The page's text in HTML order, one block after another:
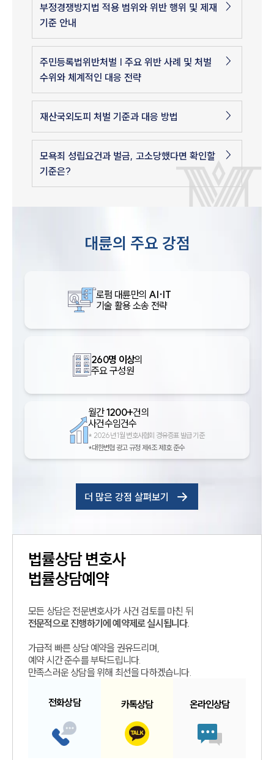
부정경쟁방지법 적용 범위와 위반 행위 및 제재
기준 안내
주민등록법위반처벌 | 주요 위반 사례 및 처벌
수위와 체계적인 대응 전략
재산국외도피 처벌 기준과 대응 방법
모욕죄 성립요건과 벌금, 고소당했다면 확인할
기준은?
대륜의 주요 강점
로펌 대륜만의 AI·IT
기술 활용 소송 전략
260명 이상의
주요 구성원
월간1200+건의
사건수임건수
* 2026년 1월 변호사협회 경유증표 발급 기준
*대한변협 광고 규정 제4조 제1호 준수
더 많은 강점 살펴보기
법률상담변호사
법률상담예약
모든 상담은 전문변호사가 사건 검토를 마친 뒤
전문적으로 진행하기에 예약제로 실시됩니다.
가급적 빠른 상담 예약을 권유드리며,
예약 시간 준수를 부탁드립니다.
만족스러운 상담을 위해 최선을 다하겠습니다.
전화상담 카톡상담 온라인상담